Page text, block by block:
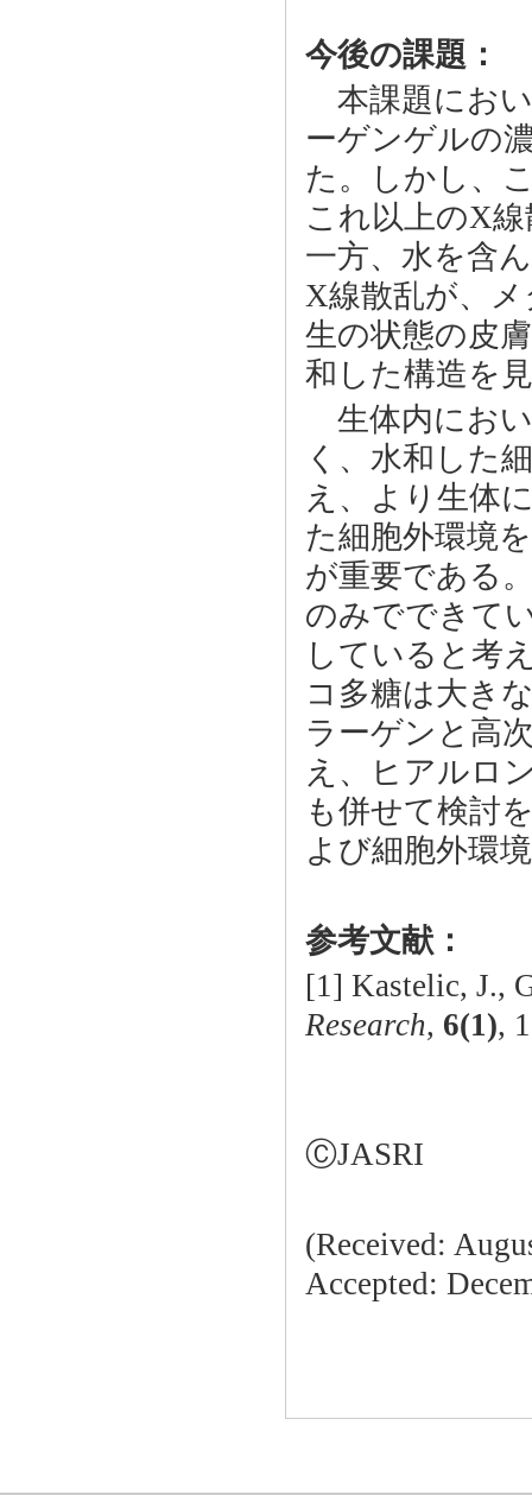
今後の課題：
本課題にお
ーゲンゲルの
た。しかし、
これ以上のX
一方、水を含
X線散乱が、
生の状態の皮
和した構造を
生体内にお
く、水和した
え、より生体
た細胞外環境
が重要である
のみでできて
していると考
コ多糖は大き
ラーゲンと高
え、ヒアルロ
も併せて検討
よび細胞外環
参考文献：
[1] Kastelic, J.,
Research, 6(1),
ⒸJASRI
(Received:
Accepted: